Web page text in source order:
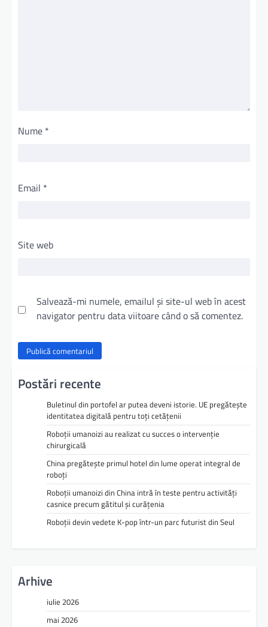
Nume *
Email *
Site web
Salvează-mi numele, emailul și site-ul web în acest
navigator pentru data viitoare când o să comentez.
Postări recente
Buletinul din portofel ar putea deveni istorie. UE pregătește
identitatea digitală pentru toți cetățenii
Roboții umanoizi au realizat cu succes o intervenție
chirurgicală
China pregătește primul hotel din lume operat integral de
roboți
Roboții umanoizi din China intră în teste pentru activități
casnice precum gătitul și curățenia
Roboții devin vedete K-pop într-un parc futurist din Seul
Arhive
iulie 2026
mai 2026